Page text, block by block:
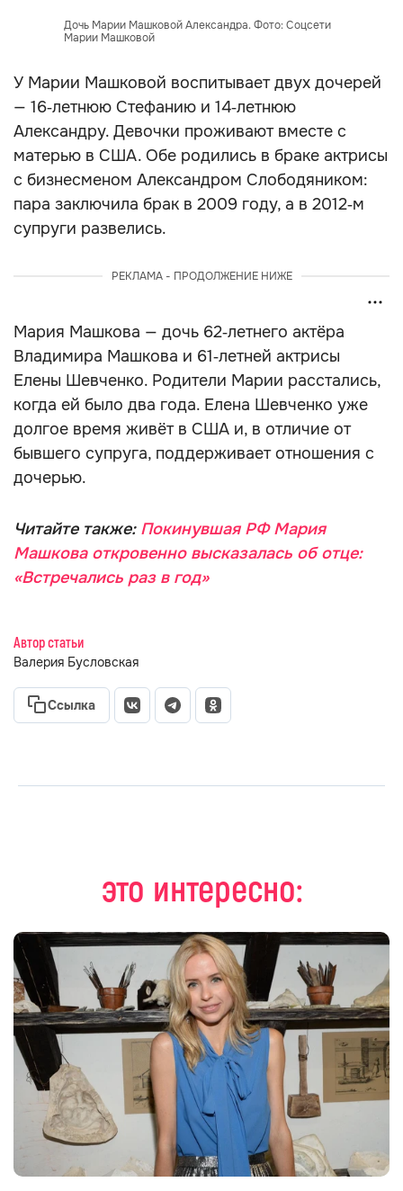
Дочь Марии Машковой Александра. Фото: Соцсети
Марии Машковой
У Марии Машковой воспитывает двух дочерей
— 16‑летнюю Стефанию и 14‑летнюю
Александру. Девочки проживают вместе с
матерью в США. Обе родились в браке актрисы
с бизнесменом Александром Слободяником:
пара заключила брак в 2009 году, а в 2012‑м
супруги развелись.
РЕКЛАМА - ПРОДОЛЖЕНИЕ НИЖЕ
Мария Машкова — дочь 62‑летнего актёра
Владимира Машкова и 61‑летней актрисы
Елены Шевченко. Родители Марии расстались,
когда ей было два года. Елена Шевченко уже
долгое время живёт в США и, в отличие от
бывшего супруга, поддерживает отношения с
дочерью.
Читайте также: Покинувшая РФ Мария
Машкова откровенно высказалась об отце:
«Встречались раз в год»
Автор статьи
Валерия Бусловская
Ссылка
это интересно: